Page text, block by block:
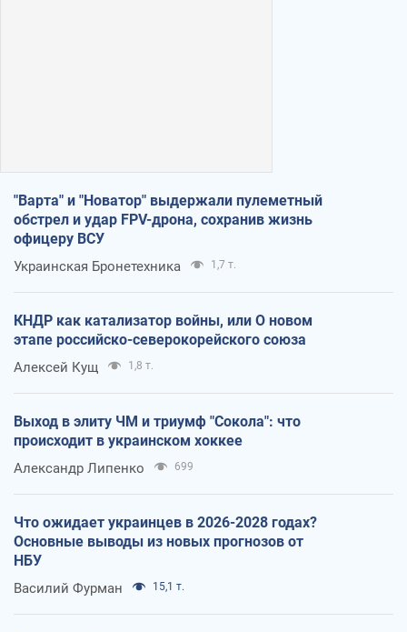
"Варта" и "Новатор" выдержали пулеметный
обстрел и удар FPV-дрона, сохранив жизнь
офицеру ВСУ
Украинская Бронетехника 1,7 т.
КНДР как катализатор войны, или О новом
этапе российско-северокорейского союза
Алексей Кущ 1,8 т.
Выход в элиту ЧМ и триумф "Сокола": что
происходит в украинском хоккее
Александр Липенко 699
Что ожидает украинцев в 2026-2028 годах?
Основные выводы из новых прогнозов от
НБУ
Василий Фурман 15,1 т.